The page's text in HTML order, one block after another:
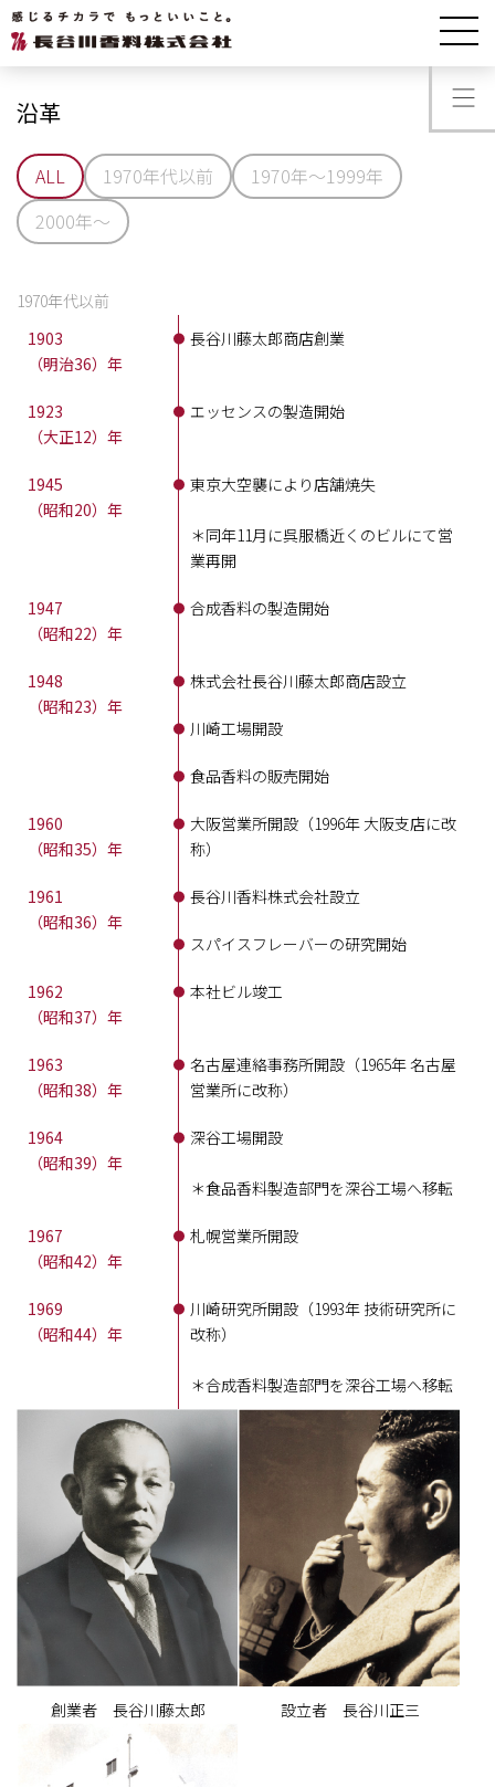
会社情報 沿革
沿革
ALL 1970年代以前
1970年〜1999年
2000年〜
1970年代以前
創業者 長谷川藤太郎 設立者 長谷川正三
1903
（明治36）年
長谷川藤太郎商店創業
1923
（大正12）年
エッセンスの製造開始
1945
（昭和20）年
東京大空襲により店舗焼失
＊同年11月に呉服橋近くのビルにて営
業再開
1947
（昭和22）年
合成香料の製造開始
1948
（昭和23）年
株式会社長谷川藤太郎商店設立
川崎工場開設
食品香料の販売開始
1960
（昭和35）年
大阪営業所開設（1996年 大阪支店に改
称）
1961
（昭和36）年
長谷川香料株式会社設立
スパイスフレーバーの研究開始
1962
（昭和37）年
本社ビル竣工
1963
（昭和38）年
名古屋連絡事務所開設（1965年 名古屋
営業所に改称）
1964
（昭和39）年
深谷工場開設
＊食品香料製造部門を深谷工場へ移転
1967
（昭和42）年
札幌営業所開設
1969
（昭和44）年
川崎研究所開設（1993年 技術研究所に
改称）
＊合成香料製造部門を深谷工場へ移転